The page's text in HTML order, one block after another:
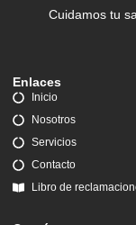
Cuidamos tu
Enlaces
Inicio
Nosotros
Servicios
Contacto
Libro de